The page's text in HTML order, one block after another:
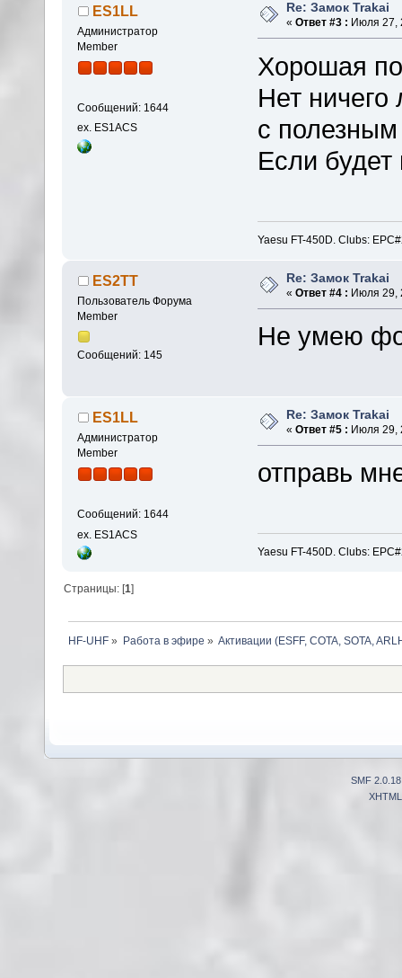
ES1LL
Администратор
Member
Сообщений: 1644
ex. ES1ACS
Re: Замок Trakai
«Ответ #3 : Июля 27,
Хорошая
Нет
с
Если
Yaesu FT-450D. Clubs:
ES2TT
Пользователь Форума
Member
Сообщений: 145
Re: Замок Trakai
«Ответ #4 : Июля 29,
Не умею
ES1LL
Администратор
Member
Сообщений: 1644
ex. ES1ACS
Re: Замок Trakai
«Ответ #5 : Июля 29,
отправь
Yaesu FT-450D. Clubs:
Страницы: [1]
HF-UHF» Работа в эфире » Активации (ESFF, COTA, SOTA,
SMF 2.0.18
XHTML